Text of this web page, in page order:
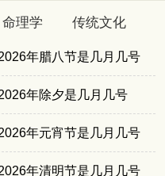
命理学 传统文化
年腊八节是几月几号
年除夕是几月几号
年元宵节是几月几号
年清明节是几月几号